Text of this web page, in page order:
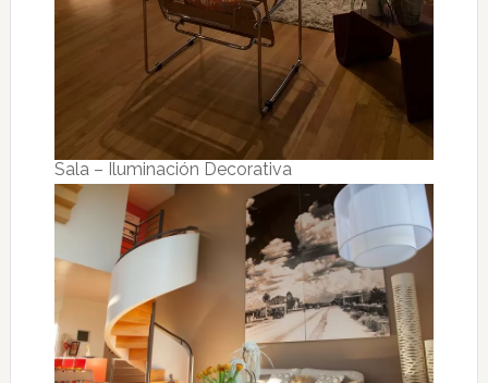
Sala – Iluminación Decorativa